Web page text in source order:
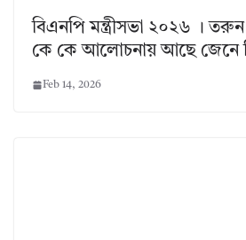
বিএনপি মন্ত্রীসভা ২০২৬ ।
কে কে আলোচনায় আছে জেনে
Feb 14, 2026